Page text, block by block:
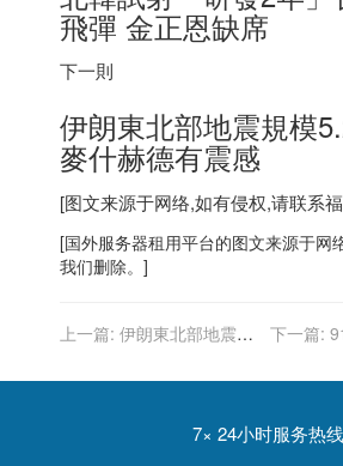
飛彈 金正恩缺席
下一則
伊朗東北部地震規模
麥什赫德有震感
[图文来源于网络,如有侵权,请联系
[国外服务器租用平台的图文来源于网
我们删除。]
上一篇: 伊朗東北部地震規
感
下一篇:
7× 24小时服务热线